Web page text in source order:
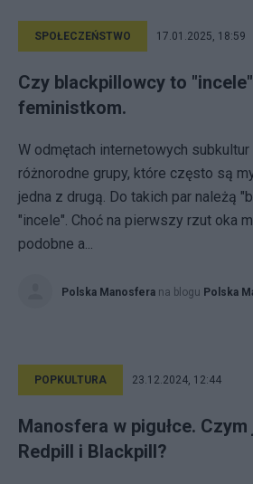
SPOŁECZEŃSTWO 17.01.2025, 18:59
Czy blackpillowcy to
feministkom.
W odmętach internetowych
różnorodne grupy, które często są
jedna z drugą. Do takich par należą
"incele". Choć na pierwszy rzut oka
podobne a...
Polska Manosfera na blogu Polska
POPKULTURA 23.12.2024, 12:44
Manosfera w pigułce.
Redpill i Blackpill?